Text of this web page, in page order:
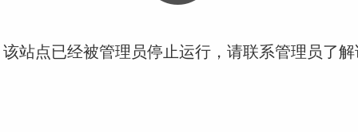
站点已经被管理员停止运行，请联系管理员了